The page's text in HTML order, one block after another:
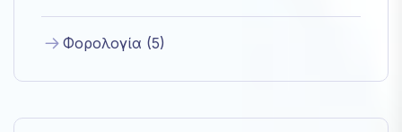
Φορολογία (5)